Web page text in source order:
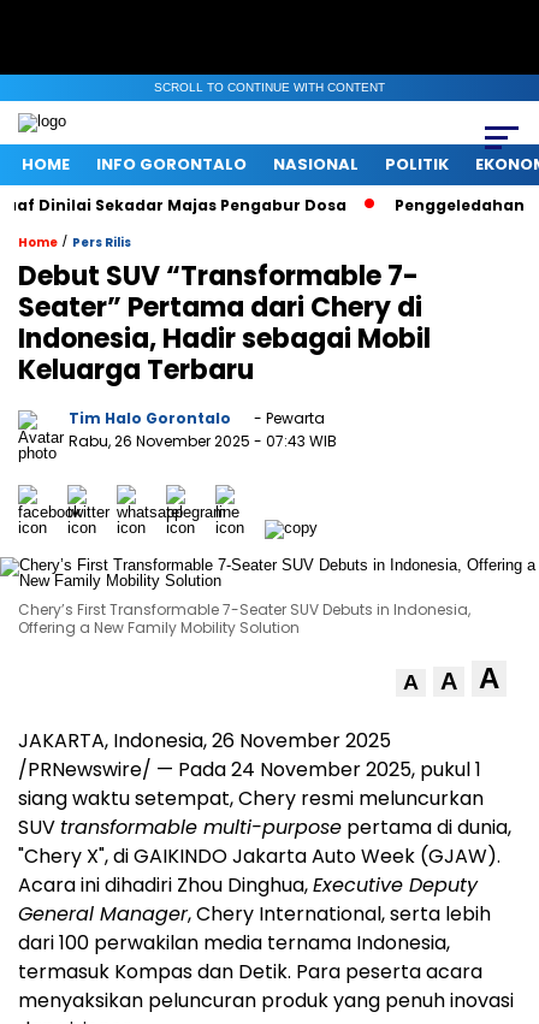
SCROLL TO CONTINUE WITH CONTENT
HOME INFO GORONTALO NASIONAL POLITIK
Dinilai Sekadar Majas Pengabur Dosa Penggeledahan
Home / Pers Rilis
Debut SUV “Transformable 7-
Seater” Pertama dari Chery di
Indonesia, Hadir sebagai Mobil
Keluarga Terbaru
Tim Halo Gorontalo
- Pewarta
Rabu, 26 November 2025 - 07:43 WIB
Chery’s First Transformable 7-Seater SUV Debuts in Indonesia,
Offering a New Family Mobility Solution
A A A
JAKARTA, Indonesia,26 November 2025
/PRNewswire/ — Pada24 November 2025, pukul 1
siang waktu setempat, Chery resmi meluncurkan
SUV transformable multi-purpose pertama di dunia,
"Chery X", di GAIKINDO Jakarta Auto Week (GJAW).
Acara ini dihadiri Zhou Dinghua,Executive Deputy
General Manager, Chery International, serta lebih
dari 100 perwakilan media ternama Indonesia,
termasuk Kompas dan Detik. Para peserta acara
menyaksikan peluncuran produk yang penuh inovasi